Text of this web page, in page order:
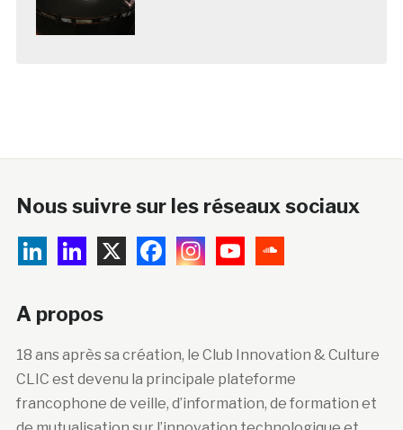
Nous suivre sur les réseaux sociaux
A propos
18 ans après sa création, le Club Innovation & Culture
CLIC est devenu la principale plateforme
francophone de veille, d’information, de formation et